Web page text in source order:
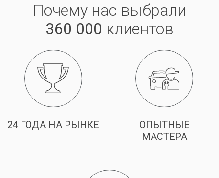
Почему нас выбрали
360 000 клиентов
24 ГОДА НА РЫНКЕ
ОПЫТНЫЕ
МАСТЕРА